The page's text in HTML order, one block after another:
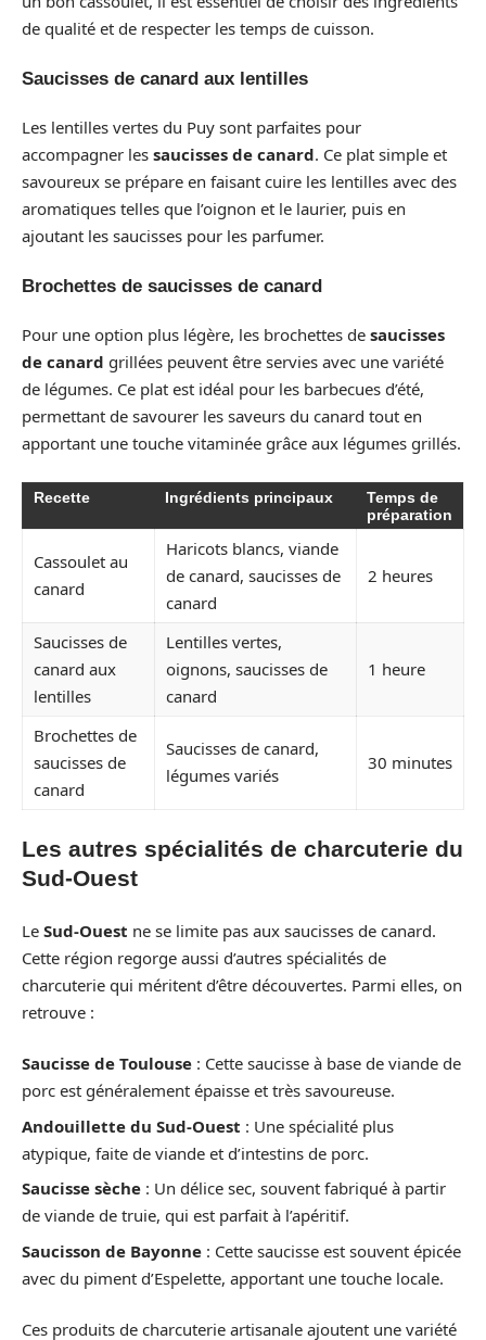
de qualité et de respecter les temps de cuisson.
Saucisses de canard aux lentilles
Les lentilles vertes du Puy sont parfaites pour
accompagner les saucisses de canard. Ce plat simple et
savoureux se prépare en faisant cuire les lentilles avec des
aromatiques telles que l’oignon et le laurier, puis en
ajoutant les saucisses pour les parfumer.
Brochettes de saucisses de canard
Pour une option plus légère, les brochettes de saucisses
de canard grillées peuvent être servies avec une variété
de légumes. Ce plat est idéal pour les barbecues d’été,
permettant de savourer les saveurs du canard tout en
apportant une touche vitaminée grâce aux légumes grillés.
Recette Ingrédients principaux
Temps de
préparation
Cassoulet au
canard
Haricots blancs, viande
de canard, saucisses de
canard
2 heures
Saucisses de
canard aux
lentilles
Lentilles vertes,
oignons, saucisses de
canard
1 heure
Brochettes de
saucisses de
canard
Saucisses de canard,
légumes variés
30 minutes
Les autres spécialités de charcuterie du
Sud-Ouest
Le Sud-Ouest ne se limite pas aux saucisses de canard.
Cette région regorge aussi d’autres spécialités de
charcuterie qui méritent d’être découvertes. Parmi elles, on
retrouve :
Saucisse de Toulouse : Cette saucisse à base de viande de
porc est généralement épaisse et très savoureuse.
Andouillette du Sud-Ouest : Une spécialité plus
atypique, faite de viande et d’intestins de porc.
Saucisse sèche : Un délice sec, souvent fabriqué à partir
de viande de truie, qui est parfait à l’apéritif.
Saucisson de Bayonne : Cette saucisse est souvent épicée
avec du piment d’Espelette, apportant une touche locale.
Ces produits de charcuterie artisanale ajoutent une variété